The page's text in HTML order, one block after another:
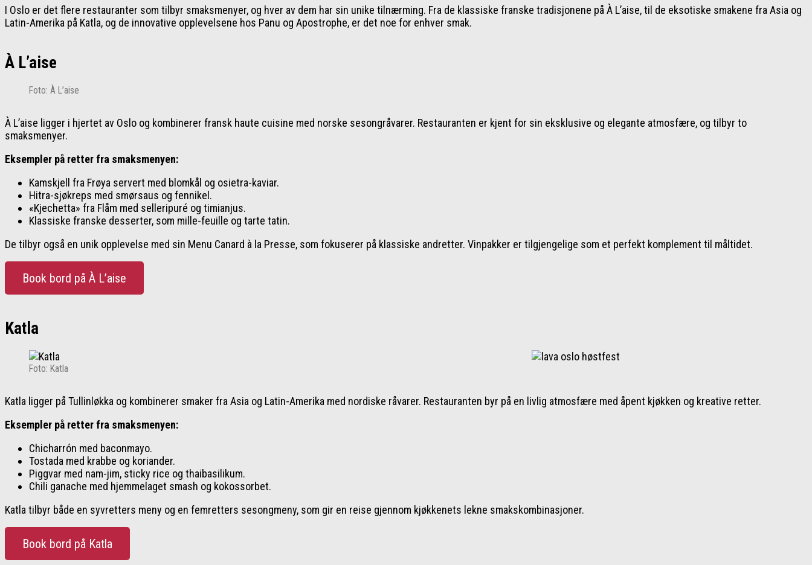
I Oslo er det flere restauranter som tilbyr smaksmenyer, og hver av dem har sin unike tilnærming. Fra de klassiske franske tradisjonene på À L’aise, til de eksotiske smakene fra Asia og
Latin-Amerika på Katla, og de innovative opplevelsene hos Panu og Apostrophe, er det noe for enhver smak.
À L’aise
Foto: À L’aise
À L’aise ligger i hjertet av Oslo og kombinerer fransk haute cuisine med norske sesongråvarer. Restauranten er kjent for sin eksklusive og elegante atmosfære, og tilbyr to
smaksmenyer.
Eksempler på retter fra smaksmenyen:
Kamskjell fra Frøya servert med blomkål og osietra-kaviar.
Hitra-sjøkreps med smørsaus og fennikel.
«Kjechetta» fra Flåm med selleripuré og timianjus.
Klassiske franske desserter, som mille-feuille og tarte tatin.
De tilbyr også en unik opplevelse med sin Menu Canard à la Presse, som fokuserer på klassiske andretter. Vinpakker er tilgjengelige som et perfekt komplement til måltidet.
Book bord på À L’aise
Katla
Foto: Katla
Katla ligger på Tullinløkka og kombinerer smaker fra Asia og Latin-Amerika med nordiske råvarer. Restauranten byr på en livlig atmosfære med åpent kjøkken og kreative retter.
Eksempler på retter fra smaksmenyen:
Chicharrón med baconmayo.
Tostada med krabbe og koriander.
Piggvar med nam-jim, sticky rice og thaibasilikum.
Chili ganache med hjemmelaget smash og kokossorbet.
Katla tilbyr både en syvretters meny og en femretters sesongmeny, som gir en reise gjennom kjøkkenets lekne smakskombinasjoner.
Book bord på Katla